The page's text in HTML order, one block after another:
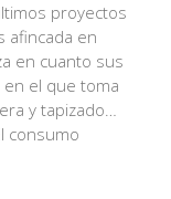
proyectos
afincada en
en cuanto sus
el que toma
y tapizado…
consumo